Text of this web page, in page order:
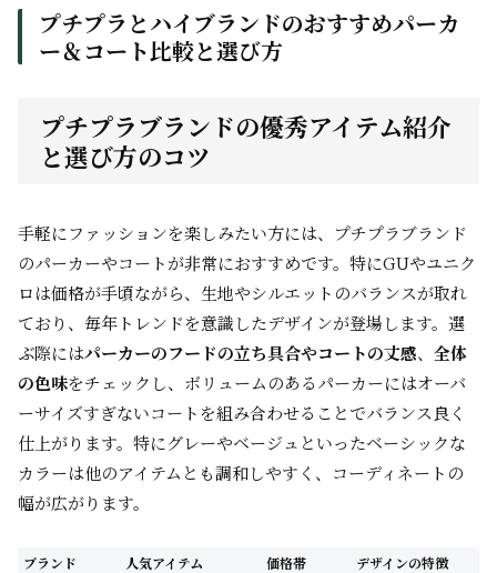
プチプラとハイブランドのおすすめパーカ
ー＆コート比較と選び方
プチプラブランドの優秀アイテム紹介
と選び方のコツ
手軽にファッションを楽しみたい方には、プチプラブランド
のパーカーやコートが非常におすすめです。特にGUやユニク
ロは価格が手頃ながら、生地やシルエットのバランスが取れ
ており、毎年トレンドを意識したデザインが登場します。選
ぶ際にはパーカーのフードの立ち具合やコートの丈感、 全体
の色味をチェックし、ボリュームのあるパーカーにはオーバ
ーサイズすぎないコートを組み合わせることでバランス良く
仕上がります。特にグレーやベージュといったベーシックな
カラーは他のアイテムとも調和しやすく、コーディネートの
幅が広がります。
ブランド 人気アイテム 価格帯
デザインの特徴